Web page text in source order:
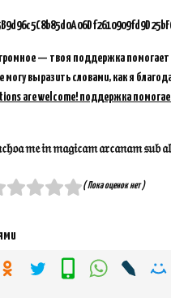
— твоя поддержка
могу выразить словами, как я
are welcome! поддержка
𝔪𝔢 𝔦𝔫 𝔪𝔞𝔤𝔦𝔠𝔞𝔪 𝔞𝔯𝔠𝔞𝔫𝔞𝔪 𝔰𝔲𝔟 𝔞𝔩𝔞
( Пока оценок нет )